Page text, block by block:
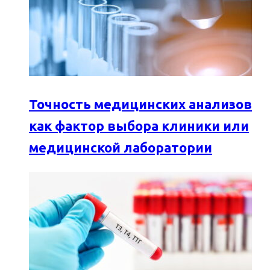
Точность медицинских анализов
как фактор выбора клиники или
медицинской лаборатории